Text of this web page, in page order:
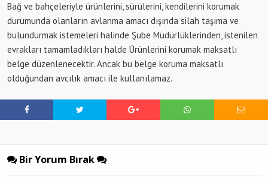
Bağ ve bahçeleriyle ürünlerini, sürülerini, kendilerini korumak
durumunda olanların avlanma amacı dışında silah taşıma ve
bulundurmak istemeleri halinde Şube Müdürlüklerinden, istenilen
evrakları tamamladıkları halde Ürünlerini korumak maksatlı
belge düzenlenecektir. Ancak bu belge koruma maksatlı
olduğundan avcılık amacı ile kullanılamaz.
Bir Yorum Bırak